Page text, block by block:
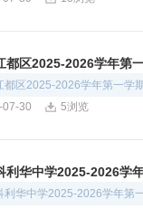
都区2025-2026学年第
都区2025-2026学年第一学
30
5浏览
利华中学2025-2026学
利华中学2025-2026学年第